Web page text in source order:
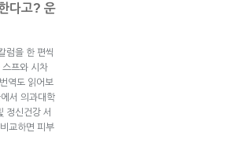
다고? 운
럼을 한 편씩
프와 시차
역도 읽어보
서 의과대학
정신건강 서
교하면 피부